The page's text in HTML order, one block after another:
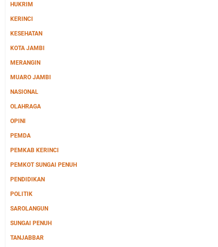
HUKRIM
KERINCI
KESEHATAN
KOTA JAMBI
MERANGIN
MUARO JAMBI
NASIONAL
OLAHRAGA
OPINI
PEMDA
PEMKAB KERINCI
PEMKOT SUNGAI PENUH
PENDIDIKAN
POLITIK
SAROLANGUN
SUNGAI PENUH
TANJABBAR